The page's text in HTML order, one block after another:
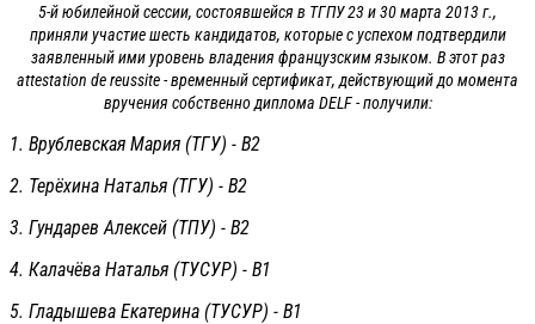
5-й юбилейной сессии, состоявшейся в ТГПУ 23 и 30 марта 2013 г.,
приняли участие шесть кандидатов, которые с успехом подтвердили
заявленный ими уровень владения французским языком. В этот раз
attestation de reussite - временный сертификат, действующий до момента
вручения собственно диплома DELF - получили:
1. Врублевская Мария (ТГУ) - В2
2. Терёхина Наталья (ТГУ) - В2
3. Гундарев Алексей (ТПУ) - В2
4. Калачёва Наталья (ТУСУР) - В1
5. Гладышева Екатерина (ТУСУР) - В1